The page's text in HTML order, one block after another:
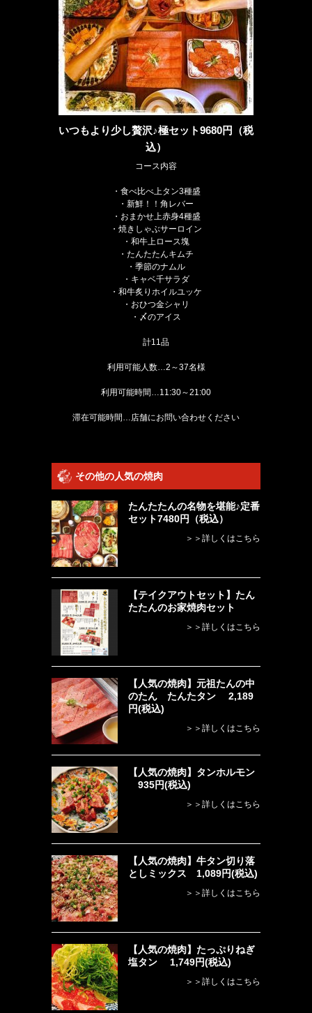
いつもより少し贅沢♪極セット9680円（税
込）
コース内容
・食べ比べ上タン3種盛
・新鮮！！角レバー
・おまかせ上赤身4種盛
・焼きしゃぶサーロイン
・和牛上ロース塊
・たんたたんキムチ
・季節のナムル
・キャベ千サラダ
・和牛炙りホイルユッケ
・おひつ金シャリ
・〆のアイス
計11品
利用可能人数…2～37名様
利用可能時間…11:30～21:00
滞在可能時間…店舗にお問い合わせください
その他の人気の焼肉
たんたたんの名物を堪能♪定番
セット7480円（税込）
＞＞詳しくはこちら
【テイクアウトセット】たん
たたんのお家焼肉セット
＞＞詳しくはこちら
【人気の焼肉】元祖たんの中
のたん たんたタン 2,189
円(税込)
＞＞詳しくはこちら
【人気の焼肉】タンホルモン
935円(税込)
＞＞詳しくはこちら
【人気の焼肉】牛タン切り落
としミックス 1,089円(税込)
＞＞詳しくはこちら
【人気の焼肉】たっぷりねぎ
塩タン 1,749円(税込)
＞＞詳しくはこちら